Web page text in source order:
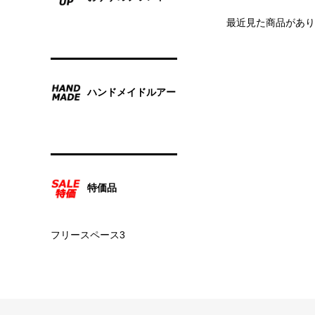
ハンドメイドルアー
特価品
フリースペース3
最近見た商品があ